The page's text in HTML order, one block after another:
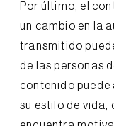
Por último, el
un cambio en la
transmitido
de las personas
contenido puede
su estilo de vida,